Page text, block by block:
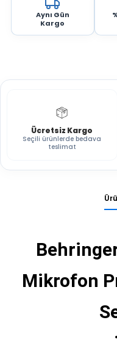
Aynı Gün
Kargo
Ücretsiz Kargo
Seçili ürünlerde bedava
teslimat
Mikrofon